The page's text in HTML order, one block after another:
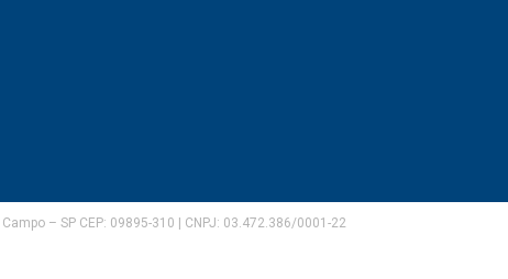
– SP CEP: 09895-310 | CNPJ: 03.472.386/0001-22